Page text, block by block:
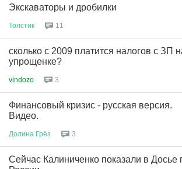
Экскаваторы и дробилки
Толстик 11
сколько с 2009 платится налогов с ЗП
упрощенке?
vindozo 3
Финансовый кризис - русская версия.
Видео.
Долина Грёз 3
Сейчас Калиниченко показали в Досье